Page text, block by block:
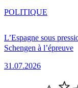
L’Espagne sous
Schengen à l’épreuve
31.07.2026
POLITIQUE